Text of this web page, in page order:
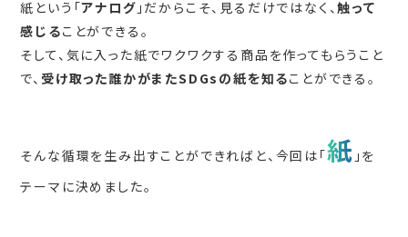
紙という「アナログ 」だからこそ、見るだけではなく、触って
感じることができる。
そして、気に入った紙でワクワクする商品を作ってもらうこと
で、 受け取った誰かがまたSDGsの紙を知ることができる。
そんな循環を生み出すことができればと、今回は「紙 」を
テーマに決めました。